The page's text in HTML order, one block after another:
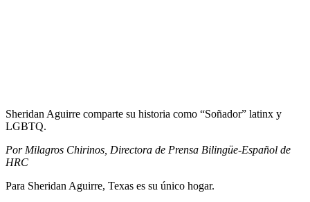
Sheridan Aguirre comparte su historia como “Soñador” latinx y
LGBTQ.
Por Milagros Chirinos, Directora de Prensa Bilingüe-Español de
HRC
Para Sheridan Aguirre, Texas es su único hogar.